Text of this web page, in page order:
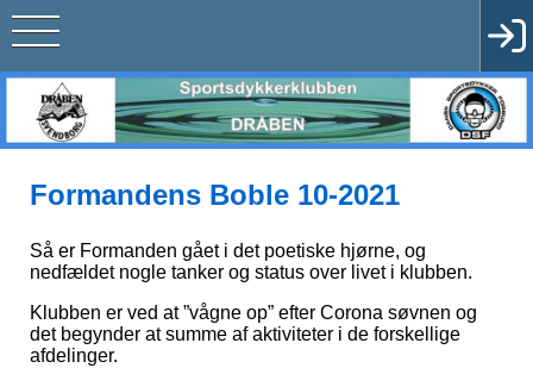
Formandens Boble 10-2021
Så er Formanden gået i det poetiske hjørne, og
nedfældet nogle tanker og status over livet i klubben.
Klubben er ved at ”vågne op” efter Corona søvnen og
det begynder at summe af aktiviteter i de forskellige
afdelinger.